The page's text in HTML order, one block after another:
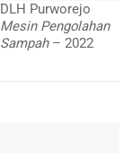
DLH Purworejo
Mesin Pengolahan
Sampah – 2022